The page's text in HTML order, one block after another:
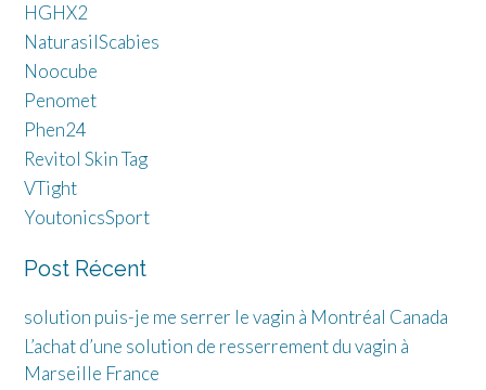
HGHX2
NaturasilScabies
Noocube
Penomet
Phen24
Revitol Skin Tag
VTight
YoutonicsSport
Post Récent
solution puis-je me serrer le vagin à Montréal Canada
L’achat d’une solution de resserrement du vagin à
Marseille France